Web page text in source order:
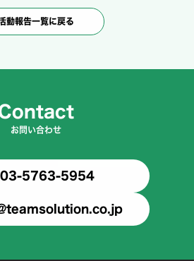
動報告一覧に戻る
お問い合わせ
03-5763-5954